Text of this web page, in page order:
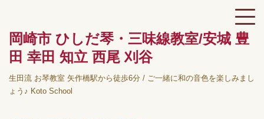
岡崎市 ひしだ琴・三味線教室/安城 豊
田 幸田 知立 西尾 刈谷
生田流 お琴教室 矢作橋駅から徒歩6分 / ご一緒に和の音色を楽しみまし
ょう♪ Koto School